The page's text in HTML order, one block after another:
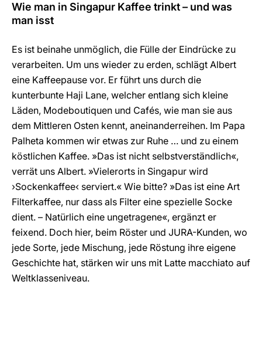
Wie man in Singapur Kaffee trinkt – und was
man isst
Es ist beinahe unmöglich, die Fülle der Eindrücke zu
verarbeiten. Um uns wieder zu erden, schlägt Albert
eine Kaffeepause vor. Er führt uns durch die
kunterbunte Haji Lane, welcher entlang sich kleine
Läden, Modeboutiquen und Cafés, wie man sie aus
dem Mittleren Osten kennt, aneinanderreihen. Im Papa
Palheta kommen wir etwas zur Ruhe … und zu einem
köstlichen Kaffee. »Das ist nicht selbstverständlich«,
verrät uns Albert. »Vielerorts in Singapur wird
›Sockenkaffee‹ serviert.« Wie bitte? »Das ist eine Art
Filterkaffee, nur dass als Filter eine spezielle Socke
dient. – Natürlich eine ungetragene«, ergänzt er
feixend. Doch hier, beim Röster und JURA-Kunden, wo
jede Sorte, jede Mischung, jede Röstung ihre eigene
Geschichte hat, stärken wir uns mit Latte macchiato auf
Weltklasseniveau.